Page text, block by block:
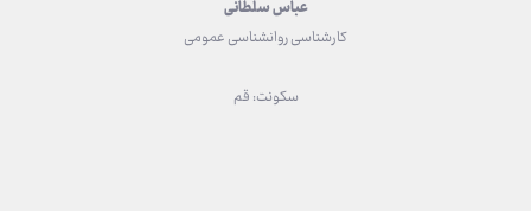
عباس سلطانی
کارشناسی روانشناسی عمومی
سکونت: قم